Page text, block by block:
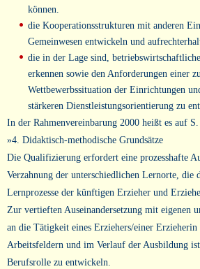
können.
die Kooperationsstrukturen mit anderen
Gemeinwesen entwickeln und
die in der Lage sind,
erkennen sowie den Anforderungen einer
Wettbewerbssituation der Einrichtungen
stärkeren Dienstleistungsorientierung zu
In der Rahmenvereinbarung 2000 heißt es auf
»4. Didaktisch-methodische Grundsätze
Die Qualifizierung erfordert eine prozesshafte
Verzahnung der unterschiedlichen Lernorte, die
Lernprozesse der künftigen Erzieher und
Zur vertieften Auseinandersetzung mit eigenen
an die Tätigkeit eines Erziehers/einer Erzieherin
Arbeitsfeldern und im Verlauf der Ausbildung
Berufsrolle zu entwickeln.